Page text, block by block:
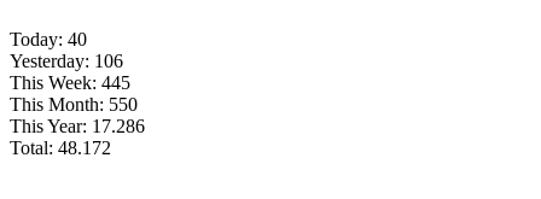
Today: 40
Yesterday: 106
This Week: 445
This Month: 550
This Year: 17.286
Total: 48.172